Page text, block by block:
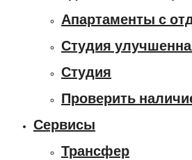
Апартаменты с
Студия
Студия
Проверить
Сервисы
Трансфер